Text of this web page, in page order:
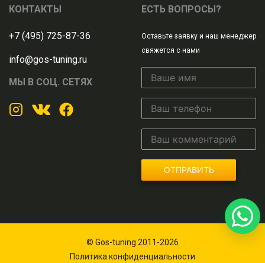
КОНТАКТЫ
+7 (495) 725-87-36
info@gos-tuning.ru
МЫ В СОЦ. СЕТЯХ
ЕСТЬ ВОПРОСЫ?
Оставьте заявку и наш менеджер
свяжется с нами
ОТПРАВИТЬ
© Gos-tuning 2011-2026
Политика конфиденциальности